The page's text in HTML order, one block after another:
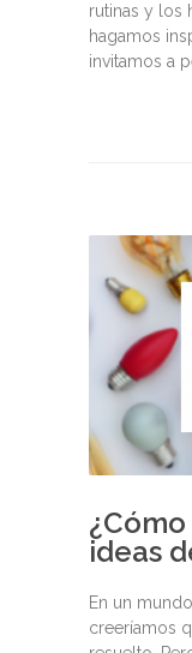
rutinas y los
hagamos
invitamos a
ideas
En un
creeríamos